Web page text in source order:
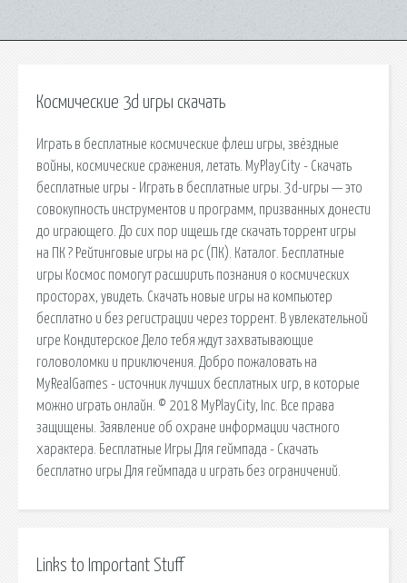
Космические 3d игры скачать
Играть в бесплатные космические флеш игры, звёздные
войны, космические сражения, летать. MyPlayCity - Скачать
бесплатные игры - Играть в бесплатные игры. 3d-игры — это
совокупность инструментов и программ, призванных донести
до играющего. До сих пор ищешь где скачать торрент игры
на ПК ? Рейтинговые игры на pc (ПК). Каталог. Бесплатные
игры Космос помогут расширить познания о космических
просторах, увидеть. Скачать новые игры на компьютер
бесплатно и без регистрации через торрент. В увлекательной
игре Кондитерское Дело тебя ждут захватывающие
головоломки и приключения. Добро пожаловать на
MyRealGames - источник лучших бесплатных игр, в которые
можно играть онлайн. © 2018 MyPlayCity, Inc. Все права
защищены. Заявление об охране информации частного
характера. Бесплатные Игры Для геймпада - Скачать
бесплатно игры Для геймпада и играть без ограничений.
Links to Important Stuff